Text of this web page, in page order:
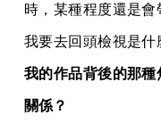
時，某種程度還是
我要去回頭檢視是什
我的作品背後的那
關係？